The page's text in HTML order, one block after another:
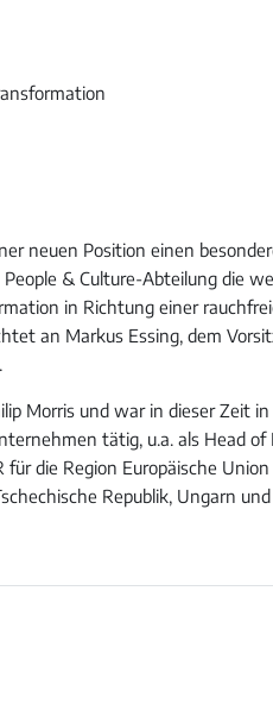
neuen Position einen
& Culture-Abteilung die
in Richtung einer
an Markus Essing, dem
Morris und war in dieser Zeit
tätig, u.a. als Head of
die Region Europäische
Republik, Ungarn und